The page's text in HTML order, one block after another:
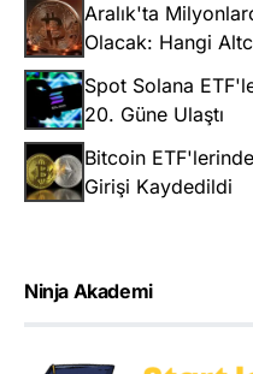
Aralık'ta
Olacak: Hangi
Spot Solana
20. Güne Ulaştı
Bitcoin
Girişi Kaydedildi
Ninja Akademi